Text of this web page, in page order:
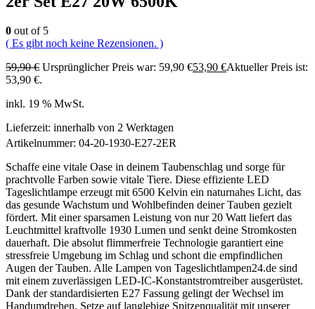
0 out of 5
( Es gibt noch keine Rezensionen. )
59,90€ Ursprünglicher Preis war: 59,90 €53,90 €Aktueller Preis ist:
53,90 €.
inkl. 19 % MwSt.
Lieferzeit: innerhalb von 2 Werktagen
Artikelnummer: 04-20-1930-E27-2ER
Schaffe eine vitale Oase in deinem Taubenschlag und sorge für
prachtvolle Farben sowie vitale Tiere. Diese effiziente LED
Tageslichtlampe erzeugt mit 6500 Kelvin ein naturnahes Licht, das
das gesunde Wachstum und Wohlbefinden deiner Tauben gezielt
fördert. Mit einer sparsamen Leistung von nur 20 Watt liefert das
Leuchtmittel kraftvolle 1930 Lumen und senkt deine Stromkosten
dauerhaft. Die absolut flimmerfreie Technologie garantiert eine
stressfreie Umgebung im Schlag und schont die empfindlichen
Augen der Tauben. Alle Lampen von Tageslichtlampen24.de sind
mit einem zuverlässigen LED-IC-Konstantstromtreiber ausgerüstet.
Dank der standardisierten E27 Fassung gelingt der Wechsel im
Handumdrehen. Setze auf langlebige Spitzenqualität mit unserer